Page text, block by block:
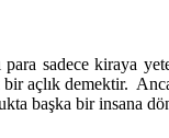
para sadece kiraya
açlık demektir.
başka bir insana